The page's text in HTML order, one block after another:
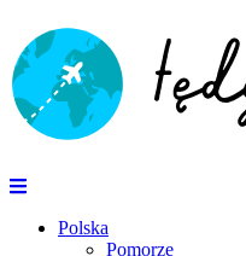
Polska
Pomorze